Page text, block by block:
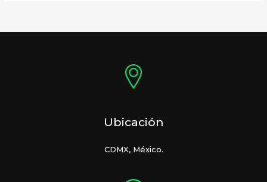
Ubicación
CDMX, México.